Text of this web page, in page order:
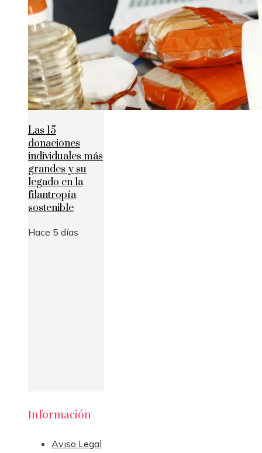
Las 15
donaciones
individuales más
grandes y su
legado en la
filantropía
sostenible
Hace 5 días
Información
Aviso Legal